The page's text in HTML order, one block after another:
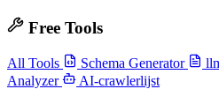
Free Tools
All Tools Schema Generator
Analyzer
AI-crawlerlijst